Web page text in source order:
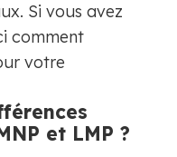
Si vous avez
comment
votre
et LMP ?